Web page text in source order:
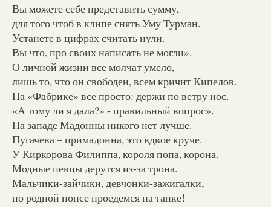
Вы можете себе представить сумму,
для того чтоб в клипе снять Уму Турман.
Устанете в цифрах считать нули.
Вы что, про своих написать не могли».
О личной жизни все молчат умело,
лишь то, что он свободен, всем кричит Кипелов.
На «Фабрике» все просто: держи по ветру нос.
«А тому ли я дала?» - правильный вопрос».
На западе Мадонны никого нет лучше.
Пугачева – примадонна, это вдвое круче.
У Киркорова Филиппа, короля попа, корона.
Модные певцы дерутся из-за трона.
Мальчики-зайчики, девчонки-зажигалки,
по родной попсе проедемся на танке!